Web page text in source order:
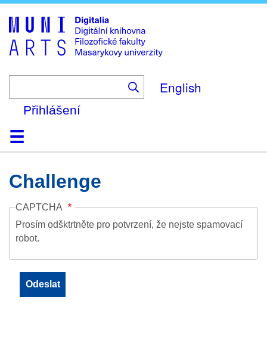
to
main
content
English
Přihlášení
DomůKolekce
Prohlížení
Vyhledávání
O platformě
Nápověda
KontaktDigitalia
Challenge
CAPTCHA
Prosím odšktrtněte pro potvrzení, že nejste spamovací
robot.